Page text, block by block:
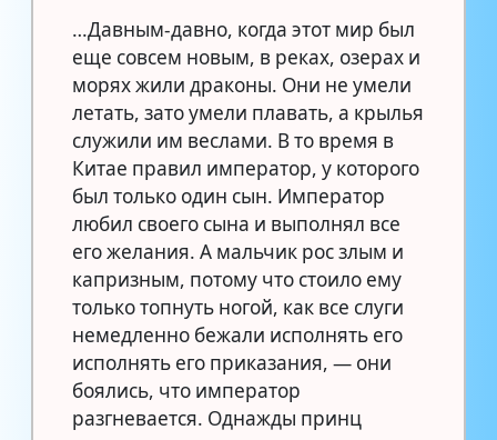
…Давным-давно, когда этот мир был
еще совсем новым, в реках, озерах и
морях жили драконы. Они не умели
летать, зато умели плавать, а крылья
служили им веслами. В то время в
Китае правил император, у которого
был только один сын. Император
любил своего сына и выполнял все
его желания. А мальчик рос злым и
капризным, потому что стоило ему
только топнуть ногой, как все слуги
немедленно бежали исполнять его
исполнять его приказания, — они
боялись, что император
разгневается. Однажды принц